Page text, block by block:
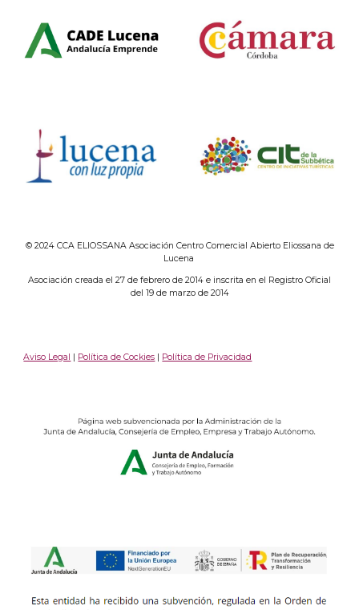
© 2024 CCA ELIOSSANA Asociación Centro Comercial Abierto Eliossana de
Lucena
Asociación creada el 27 de febrero de 2014 e inscrita en el Registro Oficial
del 19 de marzo de 2014
Aviso Legal | Política de Cockies | Política de Privacidad